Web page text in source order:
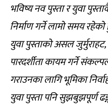
भविष्य नव पुस्ता र युवा
निर्माण गर्ने लामो समय
युवा पुस्ताको असल
पारदर्शीता कायम गर्ने
गराउनका लागि भूमिका
युवा पुस्ता पनि सुझबुझपूर्ण